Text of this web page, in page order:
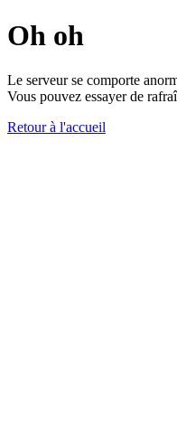
Oh oh
Le serveur se comporte
Vous pouvez essayer de
Retour à l'accueil